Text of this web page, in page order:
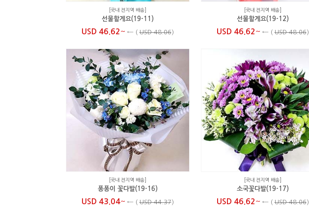
[국내 전지역 배송]
선물할게요(19-11)
USD 46.62 ~ ← (USD 48.06)
[국내 전지역 배송]
선물할게요(19-12)
USD 46.62 ~ ← (USD 48.06)
[국내 전지역 배송]
퐁퐁이 꽃다발(19-16)
USD 43.04~ ← (USD 44.37)
[국내 전지역 배송]
소국꽃다발(19-17)
USD 46.62 ~ ← (USD 48.06)